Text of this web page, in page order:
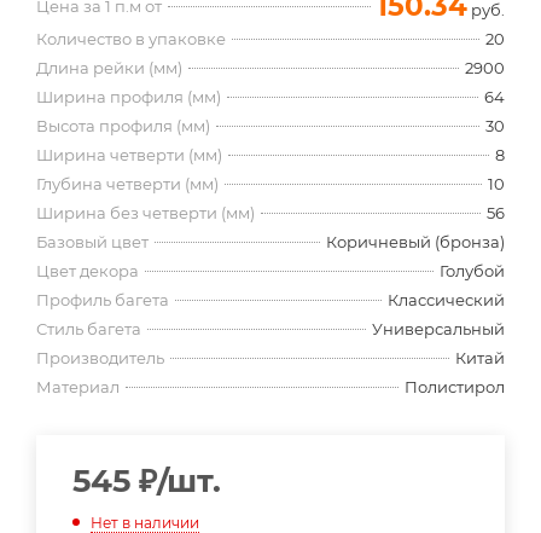
Цена за 1 п.м от
руб.
Количество в упаковке
20
Длина рейки (мм)
2900
Ширина профиля (мм)
64
Высота профиля (мм)
30
Ширина четверти (мм)
8
Глубина четверти (мм)
10
Ширина без четверти (мм)
56
Базовый цвет
Коричневый (бронза)
Цвет декора
Голубой
Профиль багета
Классический
Стиль багета
Универсальный
Производитель
Китай
Материал
Полистирол
545 ₽/шт.
Нет в наличии